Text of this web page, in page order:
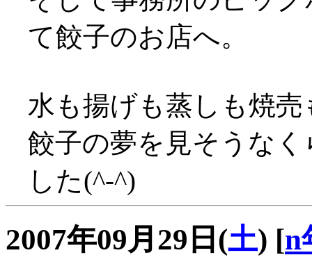
て餃子のお店へ。
水も揚げも蒸しも焼
餃子の夢を見そうな
した(^-^)
2007年09月29日(土) [n